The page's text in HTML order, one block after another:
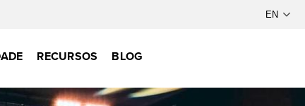
RECURSOS BLOG